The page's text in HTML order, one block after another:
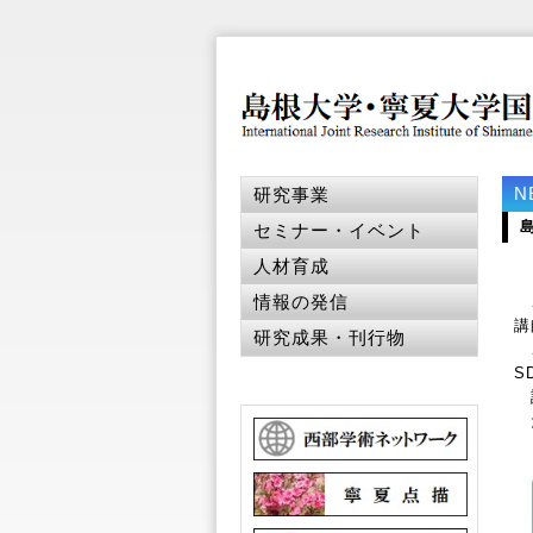
研究事業
セミナー・イベント
人材育成
情報の発信
研究成果・刊行物